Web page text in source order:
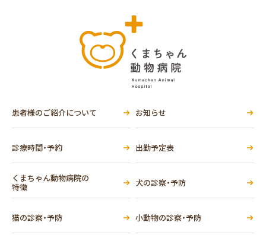
患者様のご紹介について お知らせ
診療時間・予約 出勤予定表
くまちゃん動物病院の
特徴
犬の診察・予防
猫の診察・予防 小動物の診察・予防